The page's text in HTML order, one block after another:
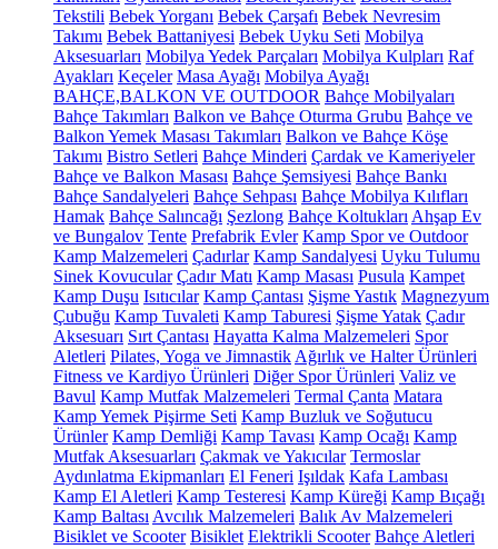
Tekstili Bebek Yorganı Bebek Çarşafı Bebek Nevresim
Takımı Bebek Battaniyesi Bebek Uyku Seti Mobilya
Aksesuarları Mobilya Yedek Parçaları Mobilya Kulpları Raf
Ayakları Keçeler Masa Ayağı Mobilya Ayağı
BAHÇE,BALKON VE OUTDOOR Bahçe Mobilyaları
Bahçe Takımları Balkon ve Bahçe Oturma Grubu Bahçe ve
Balkon Yemek Masası Takımları Balkon ve Bahçe Köşe
Takımı Bistro Setleri Bahçe Minderi Çardak ve Kameriyeler
Bahçe ve Balkon Masası Bahçe Şemsiyesi Bahçe Bankı
Bahçe Sandalyeleri Bahçe Sehpası Bahçe Mobilya Kılıfları
Hamak Bahçe Salıncağı Şezlong Bahçe Koltukları Ahşap Ev
ve Bungalov Tente Prefabrik Evler Kamp Spor ve Outdoor
Kamp Malzemeleri Çadırlar Kamp Sandalyesi Uyku Tulumu
Sinek Kovucular Çadır Matı Kamp Masası Pusula Kampet
Kamp Duşu Isıtıcılar Kamp Çantası Şişme Yastık Magnezyum
Çubuğu Kamp Tuvaleti Kamp Taburesi Şişme Yatak Çadır
Aksesuarı Sırt Çantası Hayatta Kalma Malzemeleri Spor
Aletleri Pilates, Yoga ve Jimnastik Ağırlık ve Halter Ürünleri
Fitness ve Kardiyo Ürünleri Diğer Spor Ürünleri Valiz ve
Bavul Kamp Mutfak Malzemeleri Termal Çanta Matara
Kamp Yemek Pişirme Seti Kamp Buzluk ve Soğutucu
Ürünler Kamp Demliği Kamp Tavası Kamp Ocağı Kamp
Mutfak Aksesuarları Çakmak ve Yakıcılar Termoslar
Aydınlatma Ekipmanları El Feneri Işıldak Kafa Lambası
Kamp El Aletleri Kamp Testeresi Kamp Küreği Kamp Bıçağı
Kamp Baltası Avcılık Malzemeleri Balık Av Malzemeleri
Bisiklet ve Scooter Bisiklet Elektrikli Scooter Bahçe Aletleri